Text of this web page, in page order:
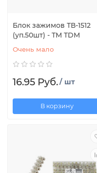
Блок зажимов ТВ-1512
(уп.50шт) - TM TDM
Очень мало
16.95 Руб./ шт
В корзину